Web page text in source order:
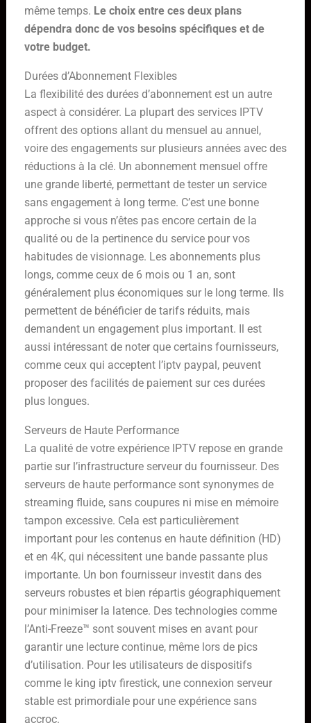
même temps. Le choix entre ces deux plans
dépendra donc de vos besoins spécifiques et de
votre budget.
Durées d’Abonnement Flexibles
La flexibilité des durées d’abonnement est un autre
aspect à considérer. La plupart des services IPTV
offrent des options allant du mensuel au annuel,
voire des engagements sur plusieurs années avec des
réductions à la clé. Un abonnement mensuel offre
une grande liberté, permettant de tester un service
sans engagement à long terme. C’est une bonne
approche si vous n’êtes pas encore certain de la
qualité ou de la pertinence du service pour vos
habitudes de visionnage. Les abonnements plus
longs, comme ceux de 6 mois ou 1 an, sont
généralement plus économiques sur le long terme. Ils
permettent de bénéficier de tarifs réduits, mais
demandent un engagement plus important. Il est
aussi intéressant de noter que certains fournisseurs,
comme ceux qui acceptent l’iptv paypal, peuvent
proposer des facilités de paiement sur ces durées
plus longues.
Serveurs de Haute Performance
La qualité de votre expérience IPTV repose en grande
partie sur l’infrastructure serveur du fournisseur. Des
serveurs de haute performance sont synonymes de
streaming fluide, sans coupures ni mise en mémoire
tampon excessive. Cela est particulièrement
important pour les contenus en haute définition (HD)
et en 4K, qui nécessitent une bande passante plus
importante. Un bon fournisseur investit dans des
serveurs robustes et bien répartis géographiquement
pour minimiser la latence. Des technologies comme
l’Anti-Freeze™ sont souvent mises en avant pour
garantir une lecture continue, même lors de pics
d’utilisation. Pour les utilisateurs de dispositifs
comme le king iptv firestick, une connexion serveur
stable est primordiale pour une expérience sans
accroc.